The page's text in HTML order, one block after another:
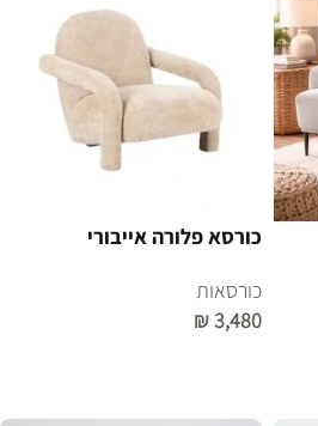
כורסא פלורה אייבורי
כורסאות
₪3,480